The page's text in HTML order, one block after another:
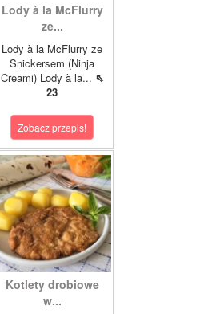
Lody à la McFlurry
ze...
Lody à la McFlurry ze
Snickersem (Ninja
Creami) Lody à la... ⇖
23
Zobacz przepis!
Kotlety drobiowe
w...